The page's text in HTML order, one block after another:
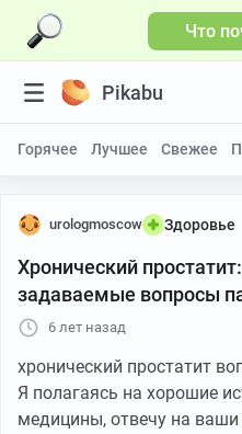
Что
Pikabu
Горячее Лучшее Свежее
urologmoscow Здоровье
Хронический
задаваемые вопросы
6 лет назад
хронический простатит
Я полагаясь на хорошие
медицины, отвечу на ваши